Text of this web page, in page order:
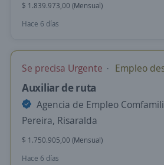
$ 1.839.973,00 (Mensual)
Hace 6 días
Se precisa Urgente Empleo
Auxiliar de ruta
Agencia de Empleo
Pereira, Risaralda
$ 1.750.905,00 (Mensual)
Hace 6 días